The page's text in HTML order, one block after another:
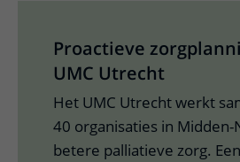
Proactieve
UMC Utrecht
Het UMC Utrecht werkt
40 organisaties in Midden-
betere palliatieve zorg.